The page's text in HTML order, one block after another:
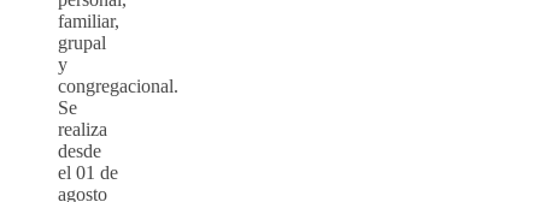
familiar,
grupal
y
congregacional.
Se
realiza
desde
el 01 de
agosto